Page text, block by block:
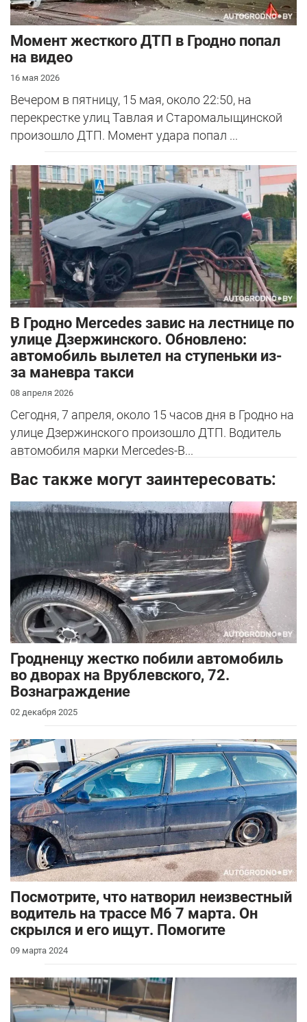
Момент жесткого ДТП в Гродно попал
на видео
16 мая 2026
Вечером в пятницу, 15 мая, около 22:50, на
перекрестке улиц Тавлая и Старомалыщинской
произошло ДТП. Момент удара попал ...
В Гродно Mercedes завис на лестнице по
улице Дзержинского. Обновлено:
автомобиль вылетел на ступеньки из-
за маневра такси
08 апреля 2026
Сегодня, 7 апреля, около 15 часов дня в Гродно на
улице Дзержинского произошло ДТП. Водитель
автомобиля марки Mercedes-B...
Вас также могут заинтересовать:
Гродненцу жестко побили автомобиль
во дворах на Врублевского, 72.
Вознаграждение
02 декабря 2025
Посмотрите, что натворил неизвестный
водитель на трассе М6 7 марта. Он
скрылся и его ищут. Помогите
09 марта 2024